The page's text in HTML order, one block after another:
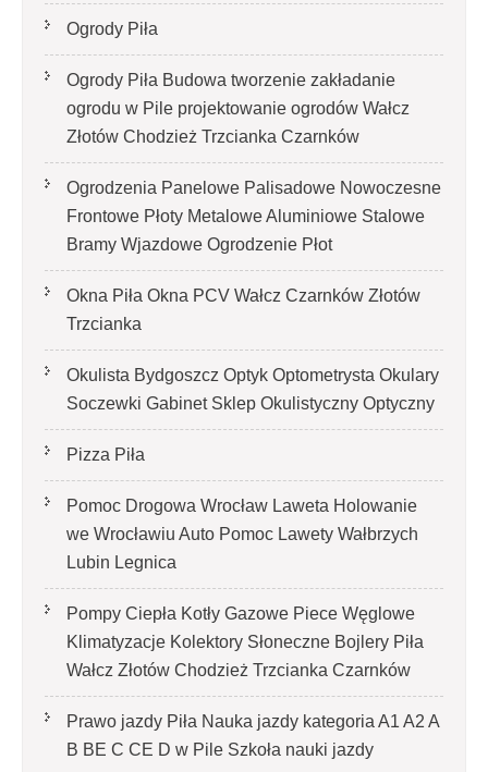
Ogrody Piła
Ogrody Piła Budowa tworzenie zakładanie
ogrodu w Pile projektowanie ogrodów Wałcz
Złotów Chodzież Trzcianka Czarnków
Ogrodzenia Panelowe Palisadowe Nowoczesne
Frontowe Płoty Metalowe Aluminiowe Stalowe
Bramy Wjazdowe Ogrodzenie Płot
Okna Piła Okna PCV Wałcz Czarnków Złotów
Trzcianka
Okulista Bydgoszcz Optyk Optometrysta Okulary
Soczewki Gabinet Sklep Okulistyczny Optyczny
Pizza Piła
Pomoc Drogowa Wrocław Laweta Holowanie
we Wrocławiu Auto Pomoc Lawety Wałbrzych
Lubin Legnica
Pompy Ciepła Kotły Gazowe Piece Węglowe
Klimatyzacje Kolektory Słoneczne Bojlery Piła
Wałcz Złotów Chodzież Trzcianka Czarnków
Prawo jazdy Piła Nauka jazdy kategoria A1 A2 A
B BE C CE D‎ w Pile Szkoła nauki jazdy